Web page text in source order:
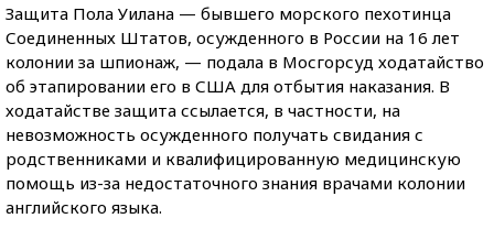
Защита Пола Уилана — бывшего морского пехотинца
Соединенных Штатов, осужденного в России на 16 лет
колонии за шпионаж, — подала в Мосгорсуд ходатайство
об этапировании его в США для отбытия наказания. В
ходатайстве защита ссылается, в частности, на
невозможность осужденного получать свидания с
родственниками и квалифицированную медицинскую
помощь из-за недостаточного знания врачами колонии
английского языка.